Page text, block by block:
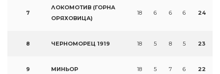
7
ЛОКОМОТИВ (ГОРНА
ОРЯХОВИЦА)
18 6 6 6 24
8 ЧЕРНОМОРЕЦ 1919 18 5 8 5 23
9 МИНЬОР 18 5 7 6 22